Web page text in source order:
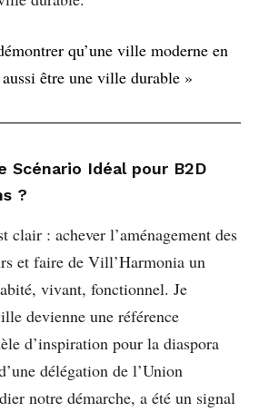
qu’une ville moderne en
être une ville durable »
Scénario Idéal pour B2D
?
clair : achever l’aménagement des
et faire de Vill’Harmonia un
vivant, fonctionnel. Je
devienne une référence
d’inspiration pour la diaspora
délégation de l’Union
notre démarche, a été un signal